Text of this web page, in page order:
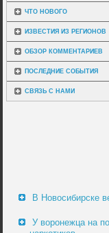
ЧТО НОВОГО
ИЗВЕСТИЯ ИЗ РЕГИОНОВ
ОБЗОР КОММЕНТАРИЕВ
ПОСЛЕДНИЕ СОБЫТИЯ
СВЯЗЬ С НАМИ
В Новосибирске
У воронежца на